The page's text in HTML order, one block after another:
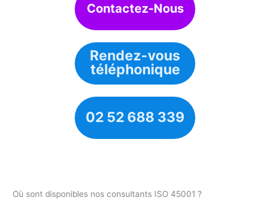
Contactez-Nous
Rendez-vous
téléphonique
02 52 688 339
Où sont disponibles nos consultants ISO 45001 ?